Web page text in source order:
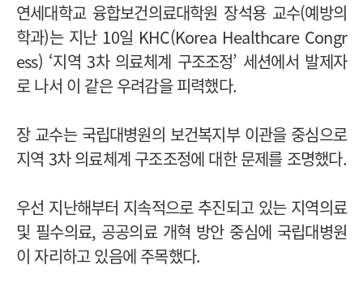
연세대학교 융합보건의료대학원 장석용 교수(예방의
학과)는 지난 10일 KHC(Korea Healthcare Congr
ess) ‘지역 3차 의료체계 구조조정’ 세션에서 발제자
로 나서 이 같은 우려감을 피력했다.
장 교수는 국립대병원의 보건복지부 이관을 중심으로
지역 3차 의료체계 구조조정에 대한 문제를 조명했다.
우선 지난해부터 지속적으로 추진되고 있는 지역의료
및 필수의료, 공공의료 개혁 방안 중심에 국립대병원
이 자리하고 있음에 주목했다.